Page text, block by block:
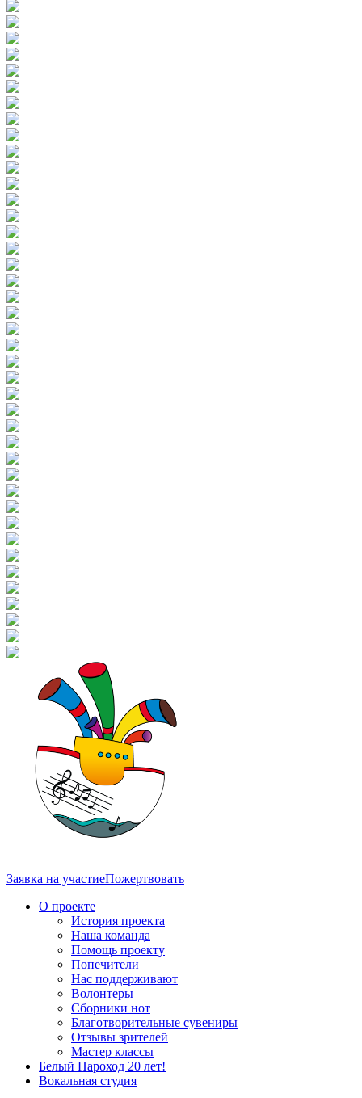
Заявка на участиеПожертвовать
О проекте
История проекта
Наша команда
Помощь проекту
Попечители
Нас поддерживают
Волонтеры
Сборники нот
Благотворительные сувениры
Отзывы зрителей
Мастер классы
Белый Пароход 20 лет!
Вокальная студия